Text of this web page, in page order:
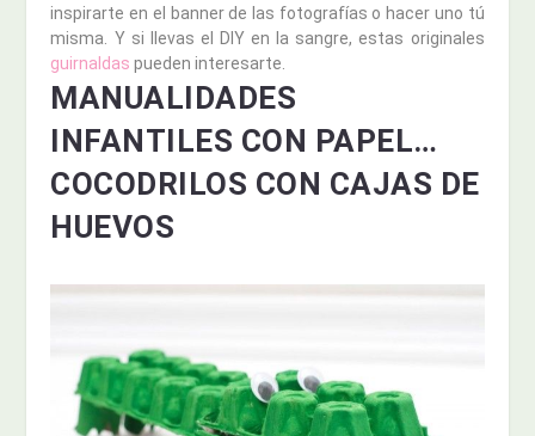
inspirarte en el banner de las fotografías o hacer uno tú
misma. Y si llevas el DIY en la sangre, estas originales
guirnaldaspueden interesarte.
MANUALIDADES
INFANTILES CON PAPEL…
COCODRILOS CON CAJAS DE
HUEVOS